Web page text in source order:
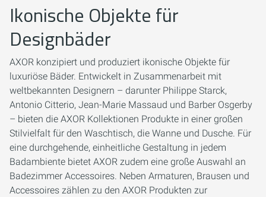
Ikonische Objekte für
Designbäder
AXOR konzipiert und produziert ikonische Objekte für
luxuriöse Bäder. Entwickelt in Zusammenarbeit mit
weltbekannten Designern – darunter Philippe Starck,
Antonio Citterio, Jean-Marie Massaud und Barber Osgerby
– bieten die AXOR Kollektionen Produkte in einer großen
Stilvielfalt für den Waschtisch, die Wanne und Dusche. Für
eine durchgehende, einheitliche Gestaltung in jedem
Badambiente bietet AXOR zudem eine große Auswahl an
Badezimmer Accessoires. Neben Armaturen, Brausen und
Accessoires zählen zu den AXOR Produkten zur